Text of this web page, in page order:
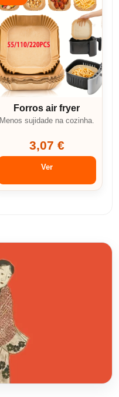
Forros air fryer
Menos sujidade na cozinha.
3,07 €
Ver